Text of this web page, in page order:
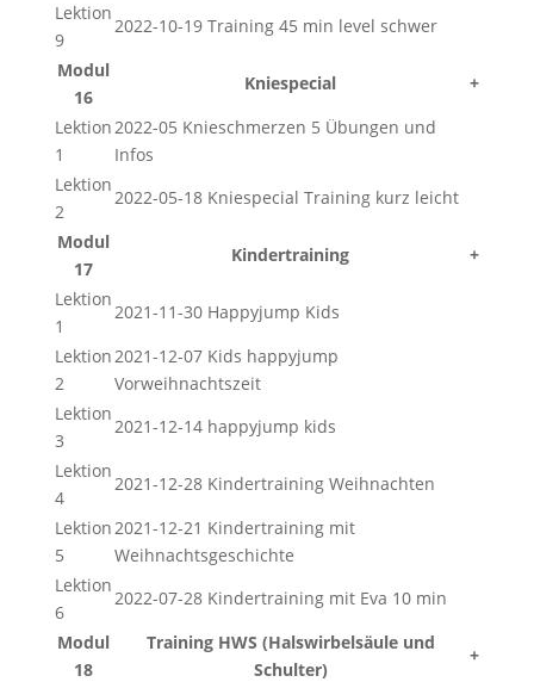
Lektion
9
2022-10-19 Training 45 min level schwer
Modul
16
Kniespecial
+
Lektion
1
2022-05 Knieschmerzen 5 Übungen und
Infos
Lektion
2
2022-05-18 Kniespecial Training kurz leicht
Modul
17
Kindertraining
+
Lektion
1
2021-11-30 Happyjump Kids
Lektion
2
2021-12-07 Kids happyjump
Vorweihnachtszeit
Lektion
3
2021-12-14 happyjump kids
Lektion
4
2021-12-28 Kindertraining Weihnachten
Lektion
5
2021-12-21 Kindertraining mit
Weihnachtsgeschichte
Lektion
6
2022-07-28 Kindertraining mit Eva 10 min
Modul
18
Training HWS (Halswirbelsäule und
Schulter)
+